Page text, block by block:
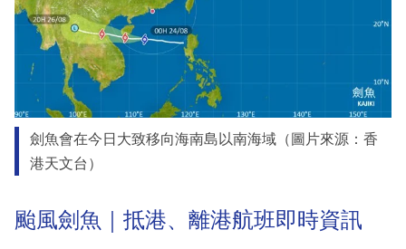
劍魚會在今日大致移向海南島以南海域（圖片來源：香
港天文台）
颱風劍魚｜抵港、離港航班即時資訊